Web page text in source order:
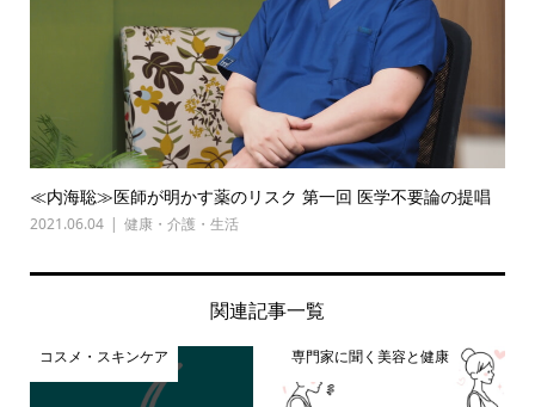
≪内海聡≫医師が明かす薬のリスク 第一回 医学不要論の提唱
2021.06.04 健康・介護・生活
関連記事一覧
コスメ・スキンケア 専門家に聞く美容と健康